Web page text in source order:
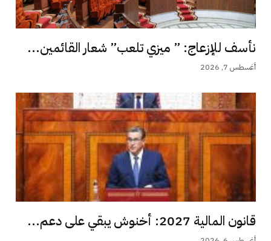
نأسف للإزعاج: ” ميزي تلعب” شعار القائمين...
أغسطس 7, 2026
قانون المالية 2027: أخنوش يبقي على دعم...